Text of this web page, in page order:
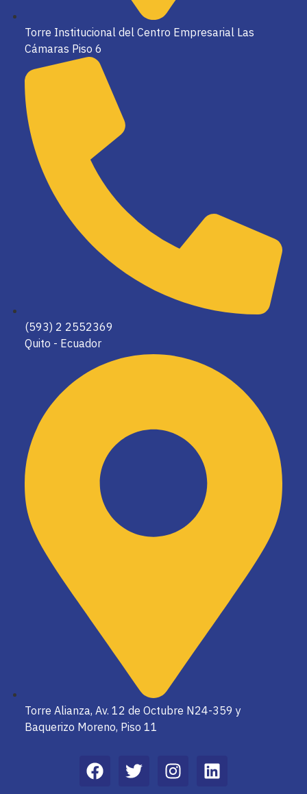
Torre Institucional del Centro Empresarial Las
Cámaras Piso 6
(593) 2 2552369
Quito - Ecuador
Torre Alianza, Av. 12 de Octubre N24-359 y
Baquerizo Moreno, Piso 11